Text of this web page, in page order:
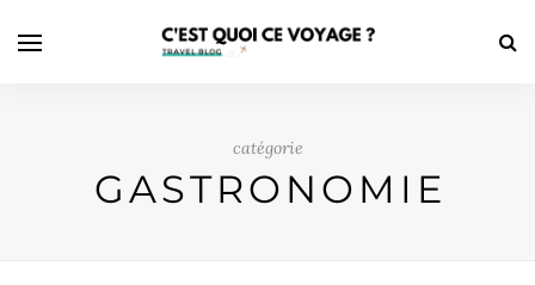
catégorie
GASTRONOMIE